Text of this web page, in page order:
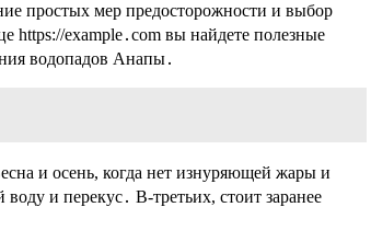
простых мер предосторожности и выбор
https://example․com вы найдете полезные
водопадов Анапы․
и осень, когда нет изнуряющей жары и
и перекус․ В-третьих, стоит заранее